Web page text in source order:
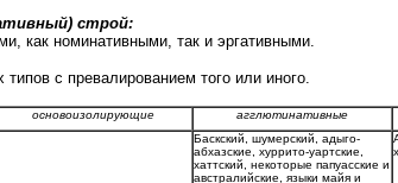
строй:
как номинативными, так и эргативными.
с превалированием того или иного.
основоизолирующие агглютинативные
Баскский, шумерский, адыго-
абхазские, хуррито-уартские,
хаттский, некоторые папуасские и
австралийские, языки майя и